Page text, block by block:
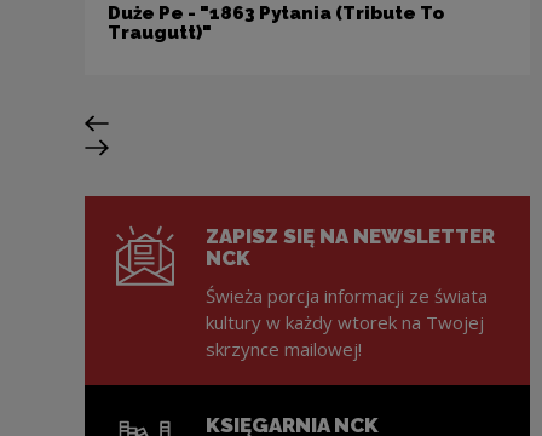
Duże Pe - "1863 Pytania (Tribute To
Traugutt)"
Poprzedni slajd
Następny slajd
ZAPISZ SIĘ NA NEWSLETTER
NCK
Świeża porcja informacji ze świata
kultury w każdy wtorek na Twojej
skrzynce mailowej!
KSIĘGARNIA NCK